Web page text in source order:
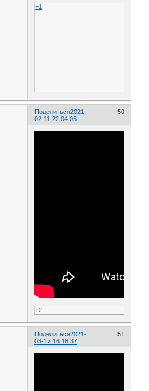
+1
Поделиться 50
2021-
02-11 22:04:05
+2
Поделиться 51
2021-
03-17 16:18:37